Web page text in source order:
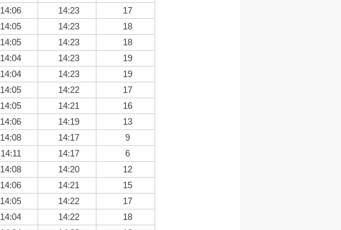
14:06 14:23
17
14:05 14:23
18
14:05 14:23
18
14:04 14:23
19
14:04 14:23
19
14:05 14:22
17
14:05 14:21
16
14:06 14:19
13
14:08 14:17 9
14:11 14:17
6
14:08 14:20
12
14:06 14:21
15
14:05 14:22
17
14:04 14:22
18